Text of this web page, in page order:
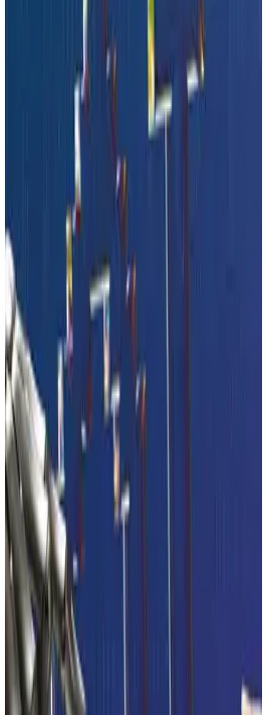
e-Paper
Mehl
Cookie-RichtlinieImpressum
Neue Regeln, alte Herausforderungen
Lebensmittelrechtstag für Erzeugnisse
aus Getreide
Beim 33. Lebensmittelrechtstag am 15. und 16. Juni 2026 in
Detmold diskutierten Fachleute aktuelle Entwicklungen rund
um Kennzeichnung und Sicherheit bei Getreideerzeugnissen.
Von Verpackungen über Mineralölrückstände bis hin zu
Green Claims wachsen die regulatorischen Anforderungen
weiter. Gleichzeitig eröffnen neue Zutaten Chancen, stellen
die Branche aber auch vor komplexe rechtliche Fragen.
AGF
Simone Kraft
25.06.2026
Nach der Eröffnung durch AGF-Geschäftsführer Konstantin
Golombek führte die Vorsitzende des Ausschusses für
Lebensmittelrecht, Dr. Petra-Alina Unland von der Dr. August
Oetker Nahrungsmittel KG, wie gewohnt charmant und
fachlich versiert durch die Veranstaltung.
Als erster Referent durfte Christian Struck vom CVUA-MEL
die neuesten Beschlüsse des ALS/ALTS vorstellen. Bei einer
beschreibenden Bezeichnung von Schokoladenalternativen
muss die charaktergebende Zutat enthalten sein, also
diejenige, die die Schokoladenbestandteile Kakao(-pulver)
und Kakaobutter ersetzt, z.B. „Schokoladenalternative auf
Basis von Sonnenblumenkernmehl und pflanzlichen Fetten“.
Sofern produktionsbedingt Kakaobestandteile in der
Schokoladenalternative nicht auszuschließen sind, ist zur
Vermeidung einer Irreführung des Verbrauchers in der
Kennzeichnung darauf entsprechend hinzuweisen. Des
Weiteren ging es um die Kennzeichnung von Maltodextrin.
Der ALS ist zu dem Ergebnis gekommen, dass bei der
Herstellung von Früchtetee-Extrakten oder
Fruchtpulverzubereitungen unter Verwendung von